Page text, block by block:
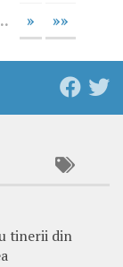
» »»
tinerii din